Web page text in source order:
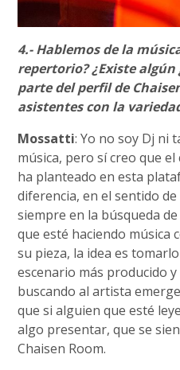
4.- Hablemos de la
repertorio? ¿Existe algún
parte del perfil de
asistentes con la
Mossatti: Yo no soy Dj ni
música, pero sí creo que
ha planteado en esta
diferencia, en el sentido
siempre en la búsqueda
que esté haciendo música
su pieza, la idea es
escenario más producido
buscando al artista
que si alguien que esté
algo presentar, que se
Chaisen Room.